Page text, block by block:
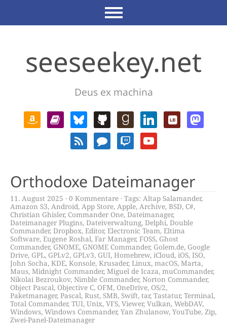
seeseekey.net
Deus ex machina
Orthodoxe Dateimanager
11. August 2025 0 Kommentare Tags: Altap Salamander,
Amazon S3, Android, App Store, Apple, Archive, BSD, C#,
Christian Ghisler, Commander One,Dateimanager,
Dateimanager Plugins, Dateiverwaltung, Delphi, Double
Commander, Dropbox, Editor, Electronic Team, Eltima
Software, Eugene Roshal, Far Manager, FOSS, Ghost
Commander, GNOME, GNOME Commander, Golem.de, Google
Drive, GPL, GPLv2, GPLv3, GUI, Homebrew, iCloud, iOS, ISO,
John Socha, KDE, Konsole, Krusader, Linux, macOS, Marta,
Maus, Midnight Commander, Miguel de Icaza, muCommander,
Nikolai Bezroukov, Nimble Commander, Norton Commander,
Object Pascal, Objective C, OFM, OneDrive, OS/2,
Paketmanager, Pascal, Rust, SMB, Swift, tar, Tastatur, Terminal,
Total Commander, TUI, Unix, VFS, Viewer, Vulkan, WebDAV,
Windows, Windows Commander, Yan Zhulanow, YouTube, Zip,
Zwei-Panel-Dateimanager